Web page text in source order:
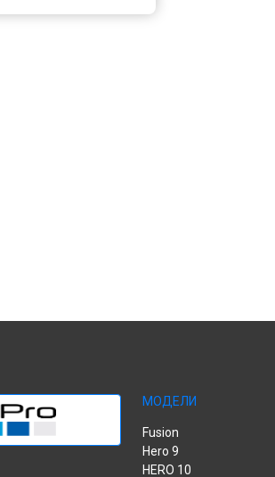
МОДЕЛИ
Fusion
Hero 9
HERO 10